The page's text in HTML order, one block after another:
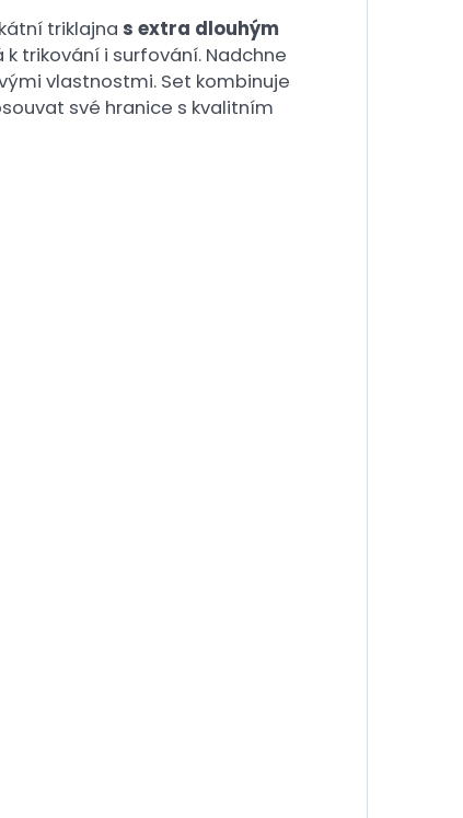
triklajna s extra dlouhým
trikování i surfování. Nadchne
vlastnostmi. Set kombinuje
své hranice s kvalitním